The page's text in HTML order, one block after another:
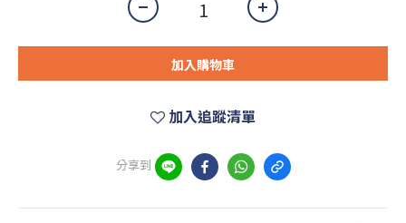
加入購物車
加入追蹤清單
分享到